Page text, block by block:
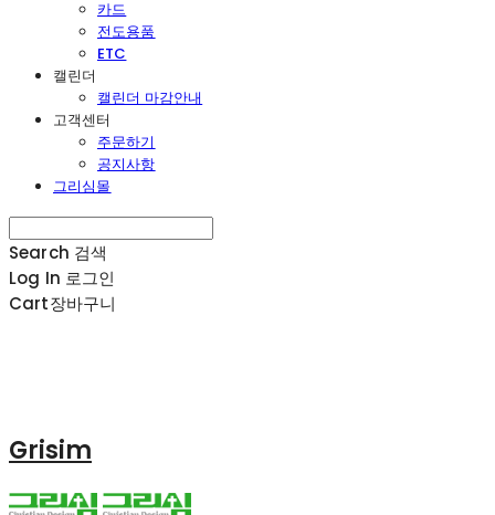
카드
전도용품
ETC
캘린더
캘린더 마감안내
고객센터
주문하기
공지사항
그리심몰
Search 검색
Log In 로그인
Cart장바구니
Grisim